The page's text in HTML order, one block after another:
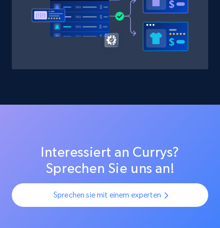
Interessiert an Currys?
Sprechen Sie uns an!
Sprechen sie mit einem experten